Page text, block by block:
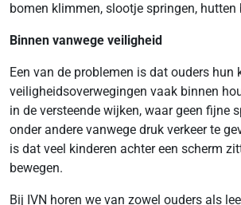
bomen klimmen, slootje springen, hutten
Binnen vanwege veiligheid
Een van de problemen is dat ouders hun
veiligheidsoverwegingen vaak binnen
in de versteende wijken, waar geen fijne
onder andere vanwege druk verkeer te
is dat veel kinderen achter een scherm
bewegen.
Bij IVN horen we van zowel ouders als